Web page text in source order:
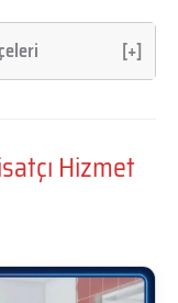
[+]
Hizmet